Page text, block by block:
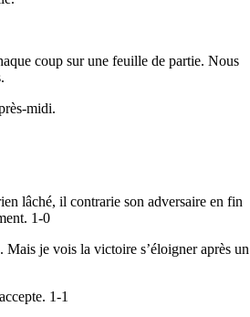
coup sur une feuille de partie. Nous
midi.
lâché, il contrarie son adversaire en fin
1-0
Mais je vois la victoire s’éloigner après un
1-1